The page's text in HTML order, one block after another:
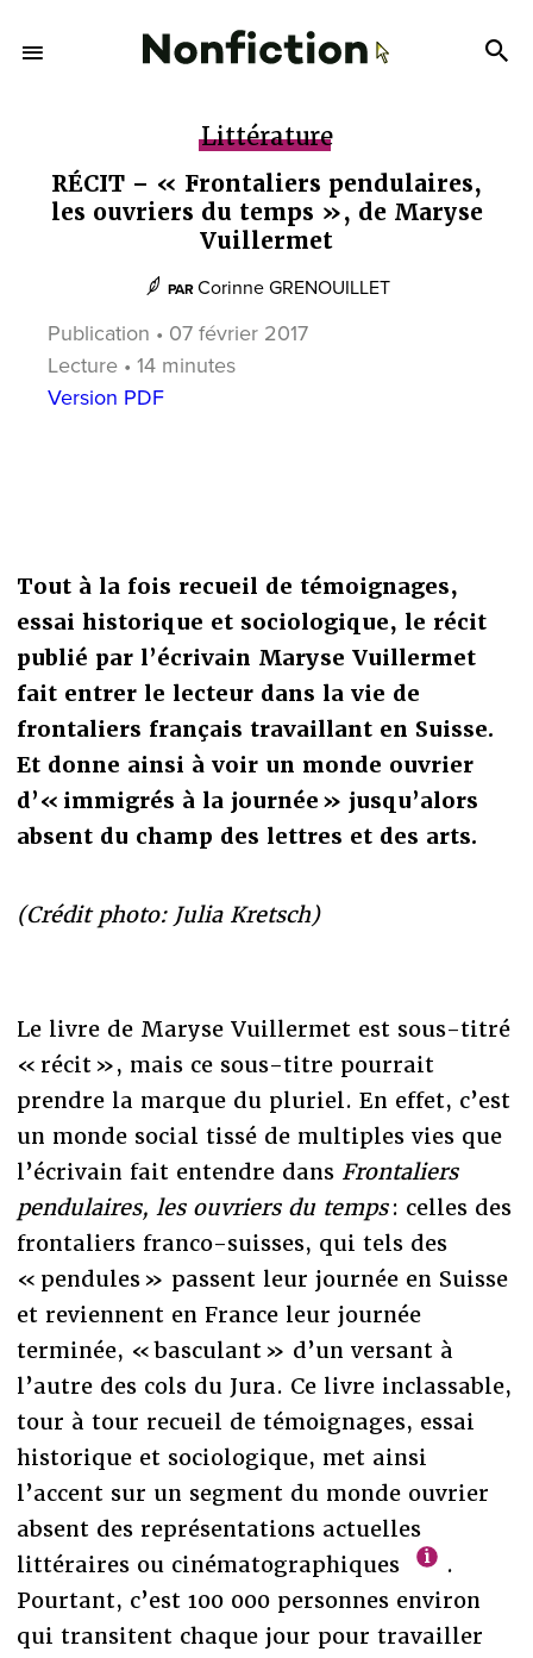
Littérature
RÉCIT – « Frontaliers pendulaires,
les ouvriers du temps », de Maryse
Vuillermet
PAR Corinne GRENOUILLET
Publication • 07 février 2017
Lecture • 14 minutes
Version PDF
Tout à la fois recueil de témoignages,
essai historique et sociologique, le récit
publié par l’écrivain Maryse Vuillermet
fait entrer le lecteur dans la vie de
frontaliers français travaillant en Suisse.
Et donne ainsi à voir un monde ouvrier
d’« immigrés à la journée » jusqu’alors
absent du champ des lettres et des arts.
(Crédit photo: Julia Kretsch)
Le livre de Maryse Vuillermet est sous-titré
« récit », mais ce sous-titre pourrait
prendre la marque du pluriel. En effet, c’est
un monde social tissé de multiples vies que
l’écrivain fait entendre dans Frontaliers
pendulaires, les ouvriers du temps: celles des
frontaliers franco-suisses, qui tels des
« pendules » passent leur journée en Suisse
et reviennent en France leur journée
terminée, « basculant » d’un versant à
l’autre des cols du Jura. Ce livre inclassable,
tour à tour recueil de témoignages, essai
historique et sociologique, met ainsi
l’accent sur un segment du monde ouvrier
absent des représentations actuelles
littéraires ou cinématographiques
.
Pourtant, c’est 100 000 personnes environ
qui transitent chaque jour pour travailler